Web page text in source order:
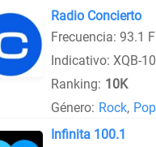
Radio Concierto
Frecuencia: 93.1
Indicativo: XQB-
Ranking: 10K
Género: Rock,
Infinita 100.1